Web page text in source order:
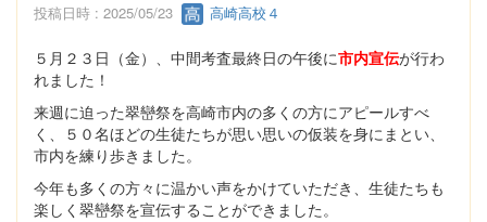
投稿日時 : 2025/05/23 高崎高校４
５月２３日（金）、中間考査最終日の午後に市内宣伝が行わ
れました！
来週に迫った翠巒祭を高崎市内の多くの方にアピールすべ
く、５０名ほどの生徒たちが思い思いの仮装を身にまとい、
市内を練り歩きました。
今年も多くの方々に温かい声をかけていただき、生徒たちも
楽しく翠巒祭を宣伝することができました。